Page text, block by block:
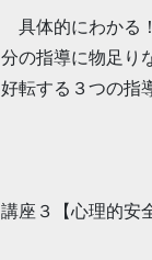
具体的にわかる
分の指導に物足り
好転する３つの指
講座３【心理的安